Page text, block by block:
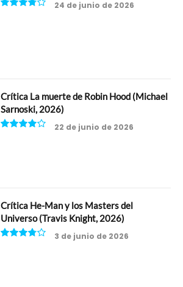
24 de junio de 2026
Crítica La muerte de Robin Hood (Michael
Sarnoski, 2026)
22 de junio de 2026
Crítica He-Man y los Masters del
Universo (Travis Knight, 2026)
3 de junio de 2026